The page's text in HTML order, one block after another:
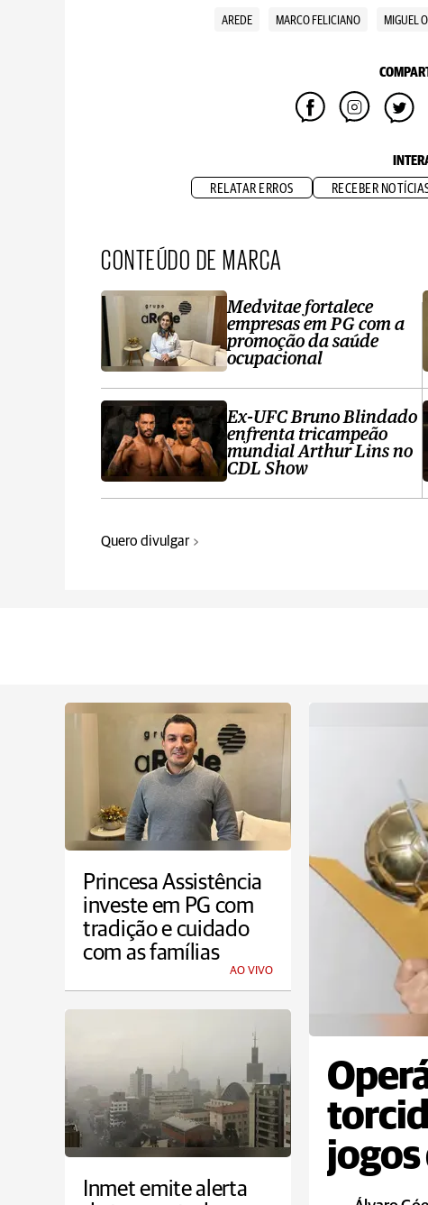
AREDE MARCO FELICIANO MIGUEL
RELATAR ERROS RECEBER
CONTEÚDO DE MARCA
Medvitae fortalece
empresas em PG com a
promoção da saúde
ocupacional
Ex-UFC Bruno Blindado
enfrenta tricampeão
mundial Arthur Lins no
CDL Show
Quero divulgar
Princesa Assistência
investe em PG com
tradição e cuidado
com as famílias
AO VIVO
jogos
Inmet emite alerta